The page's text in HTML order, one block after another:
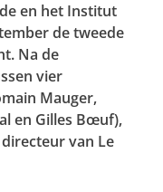
en het Institut
de tweede
. Na de
vier
Mauger,
en Gilles Bœuf),
van Le